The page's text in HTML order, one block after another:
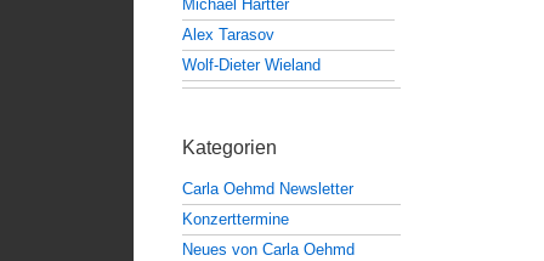
Michael Härtter
Alex Tarasov
Wolf-Dieter Wieland
Kategorien
Carla Oehmd Newsletter
Konzerttermine
Neues von Carla Oehmd